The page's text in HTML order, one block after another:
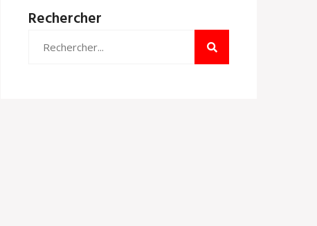
Rechercher